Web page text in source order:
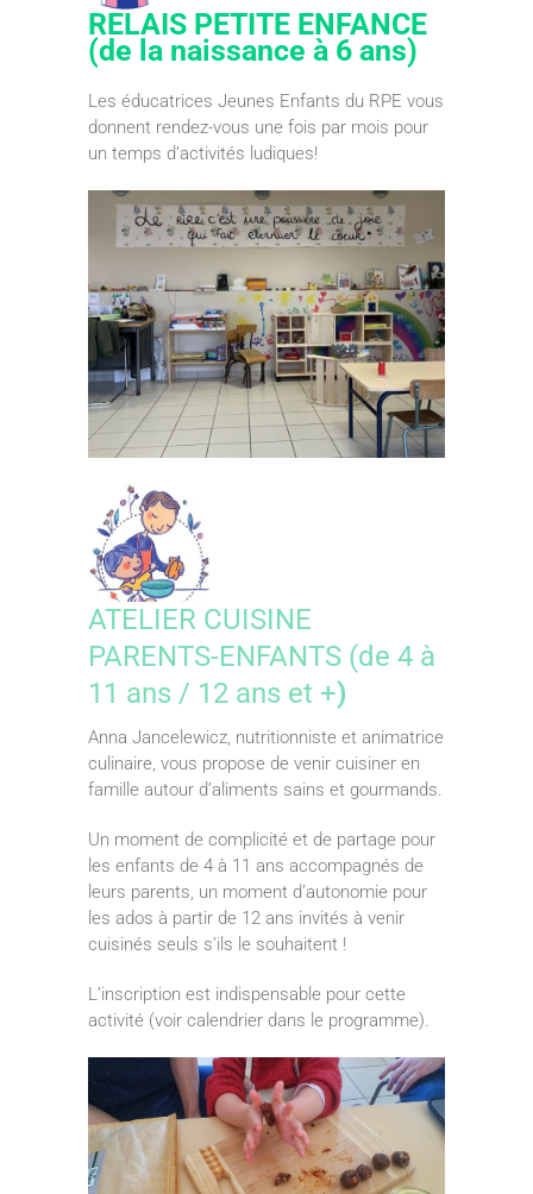
RELAIS PETITE ENFANCE
(de la naissance à 6 ans)
Les éducatrices Jeunes Enfants du RPE vous
donnent rendez-vous une fois par mois pour
un temps d’activités ludiques!
ATELIER CUISINE
PARENTS-ENFANTS (de 4 à
11 ans / 12 ans et +)
Anna Jancelewicz, nutritionniste et animatrice
culinaire, vous propose de venir cuisiner en
famille autour d’aliments sains et gourmands.
Un moment de complicité et de partage pour
les enfants de 4 à 11 ans accompagnés de
leurs parents, un moment d’autonomie pour
les ados à partir de 12 ans invités à venir
cuisinés seuls s’ils le souhaitent !
L’inscription est indispensable pour cette
activité (voir calendrier dans le programme).